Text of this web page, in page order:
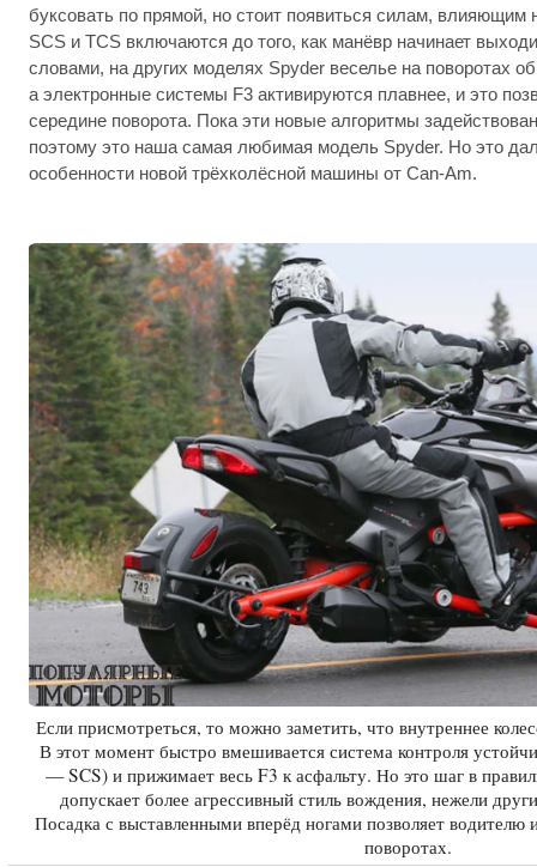
буксовать по прямой, но стоит появиться силам, влияющим
SCS и TCS включаются до того, как манёвр начинает
словами, на других моделях Spyder веселье на поворотах
а электронные системы F3 активируются плавнее, и это
середине поворота. Пока эти новые алгоритмы
поэтому это наша самая любимая модель Spyder. Но это
особенности новой трёхколёсной машины от Can-Am.
Если присмотреться, то можно заметить, что внутреннее
В этот момент быстро вмешивается система контроля
— SCS) и прижимает весь F3 к асфальту. Но это шаг в
допускает более агрессивный стиль вождения, нежели
Посадка с выставленными вперёд ногами позволяет водителю
поворотах.